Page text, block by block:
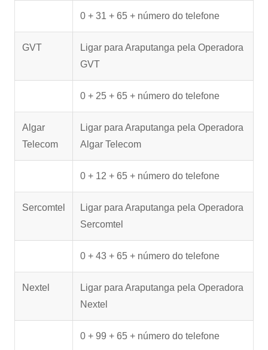
0 + 31 + 65 + número do telefone
GVT
Ligar para Araputanga pela Operadora
GVT
0 + 25 + 65 + número do telefone
Algar
Telecom
Ligar para Araputanga pela Operadora
Algar Telecom
0 + 12 + 65 + número do telefone
Sercomtel
Ligar para Araputanga pela Operadora
Sercomtel
0 + 43 + 65 + número do telefone
Nextel
Ligar para Araputanga pela Operadora
Nextel
0 + 99 + 65 + número do telefone